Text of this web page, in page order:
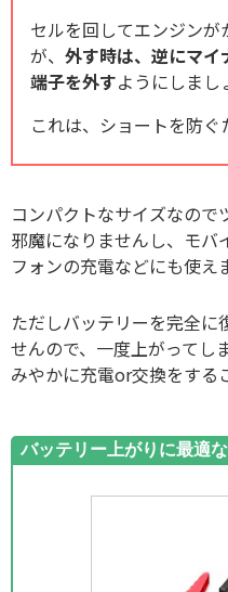
セルを回してエンジン
が、 外す時は、逆にマイ
端子を外すようにしまし
これは、ショートを防ぐ
コンパクトなサイズなので
邪魔になりませんし、モバ
フォンの充電などにも使え
ただしバッテリーを完全に
せんので、一度上がってし
みやかに充電or交換をする
バッテリー上がりに最適